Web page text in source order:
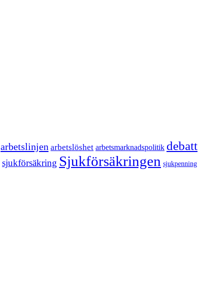
arbetslinjen arbetslöshet arbetsmarknadspolitik debatt
sjukförsäkring Sjukförsäkringen sjukpenning